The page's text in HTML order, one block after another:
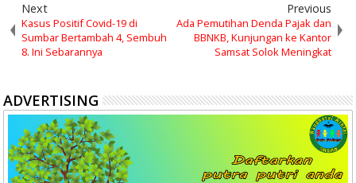
Next
Kasus Positif Covid-19 di
Sumbar Bertambah 4, Sembuh
8. Ini Sebarannya
Previous
Ada Pemutihan Denda Pajak dan
BBNKB, Kunjungan ke Kantor
Samsat Solok Meningkat
ADVERTISING